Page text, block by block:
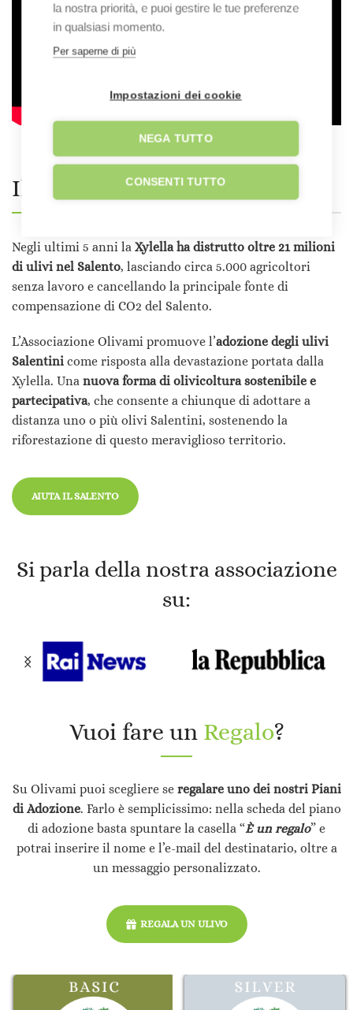
Il ProgettoOlivami
Negli ultimi 5 anni la Xylella ha distrutto oltre 21 milioni
di ulivi nel Salento, lasciando circa 5.000 agricoltori
senza lavoro e cancellando la principale fonte di
compensazione di CO2 del Salento.
L’Associazione Olivami promuove l’adozione degli ulivi
Salentini come risposta alla devastazione portata dalla
Xylella. Una nuova forma di olivicoltura sostenibile e
partecipativa, che consente a chiunque di adottare a
distanza uno o più olivi Salentini, sostenendo la
riforestazione di questo meraviglioso territorio.
AIUTA IL SALENTO
Si parla della nostra associazione
su:
Vuoi fare un Regalo?
Su Olivami puoi scegliere se regalare uno dei nostri Piani
di Adozione. Farlo è semplicissimo: nella scheda del piano
di adozione basta spuntare la casella “È un regalo” e
potrai inserire il nome e l’e-mail del destinatario, oltre a
un messaggio personalizzato.
REGALA UN ULIVO
la nostra priorità, e puoi gestire le tue preferenze
in qualsiasi momento.
Per saperne di più
Impostazioni dei cookie
NEGA TUTTO
CONSENTI TUTTO